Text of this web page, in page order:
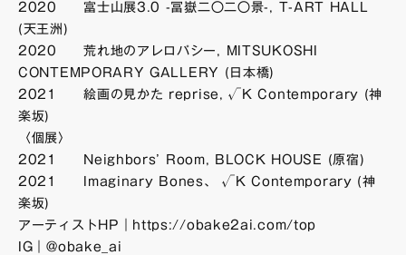
2020 富士山展3.0 -冨嶽二〇二〇景-, T-ART HALL
(天王洲)
2020 荒れ地のアレロパシー, MITSUKOSHI
CONTEMPORARY GALLERY (日本橋)
2021 絵画の見かた reprise, √K Contemporary (神
楽坂)
〈個展〉
2021 Neighbors’ Room, BLOCK HOUSE (原宿)
2021 Imaginary Bones、 √K Contemporary (神
楽坂)
アーティストHP｜https://obake2ai.com/top
IG｜@obake_ai